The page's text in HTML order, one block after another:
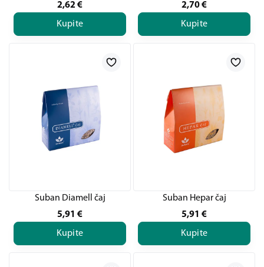
2,62 €
Kupite
2,70€
Kupite
Suban Diamell čaj
5,91 €
Kupite
Suban Hepar čaj
5,91 €
Kupite